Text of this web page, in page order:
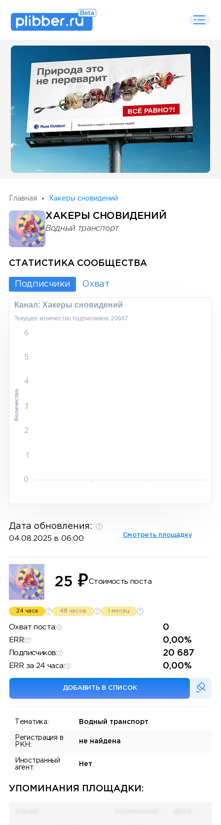
Some SEO Title
Главная Хакеры сновидений
ХАКЕРЫ СНОВИДЕНИЙ
Водный транспорт
СТАТИСТИКА СООБЩЕСТВА
Подписчики Охват
Канал: Хакеры сновидений
Текущее количество подписчиков: 20687
6
5
4
3
2
1
0
Количество
Дата обновления:
04.08.2025 в 06:00 Смотреть площадку
25 ₽Стоимость поста
24 часа 48 часов 1 месяц
Охват поста: 0
ERR: 0,00%
Подписчиков: 20 687
ERR за 24 часа: 0,00%
ДОБАВИТЬ В СПИСОК
Тематика: Водный транспорт
Регистрация в
РКН:
не найдена
Иностранный
агент:
Нет
УПОМИНАНИЯ ПЛОЩАДКИ: